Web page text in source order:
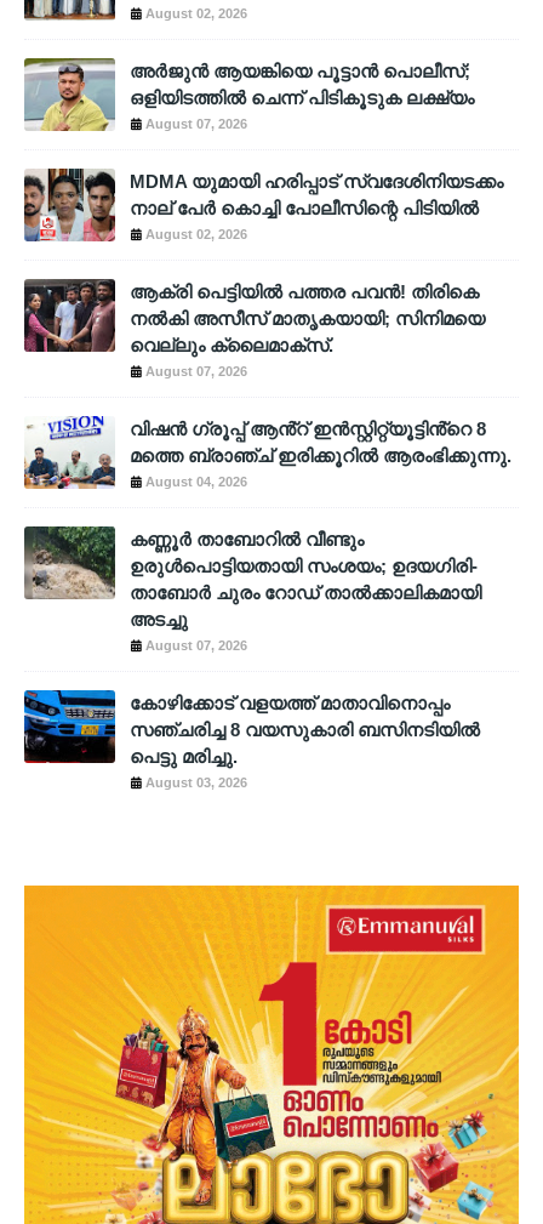
August 02, 2026
അര്‍ജുന്‍ ആയങ്കിയെ പൂട്ടാന്‍ പൊലീസ്;
ഒളിയിടത്തില്‍ ചെന്ന് പിടികൂടുക ലക്ഷ്യം
August 07, 2026
MDMA യുമായി ഹരിപ്പാട് സ്വദേശിനിയടക്കം
നാല് പേർ കൊച്ചി പോലീസിന്റെ പിടിയിൽ
August 02, 2026
ആക്രി പെട്ടിയിൽ പത്തര പവൻ! തിരികെ
നൽകി അസീസ് മാതൃകയായി; സിനിമയെ
വെല്ലും ക്ലൈമാക്സ്.
August 07, 2026
വിഷൻ ഗ്രൂപ്പ് ആൻ്റ് ഇൻസ്റ്റിറ്റ്യൂട്ടിൻ്റെ 8
മത്തെ ബ്രാഞ്ച് ഇരിക്കൂറിൽ ആരംഭിക്കുന്നു.
August 04, 2026
കണ്ണൂർ താബോറിൽ വീണ്ടും
ഉരുൾപൊട്ടിയതായി സംശയം; ഉദയഗിരി-
താബോർ ചുരം റോഡ് താൽക്കാലികമായി
അടച്ചു
August 07, 2026
കോഴിക്കോട് വളയത്ത് മാതാവിനൊപ്പം
സഞ്ചരിച്ച 8 വയസുകാരി ബസിനടിയിൽ
പെട്ടു മരിച്ചു.
August 03, 2026